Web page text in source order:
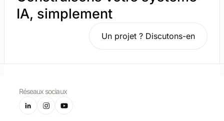
IA, simplement
Un projet ? Discutons-en
Réseaux sociaux